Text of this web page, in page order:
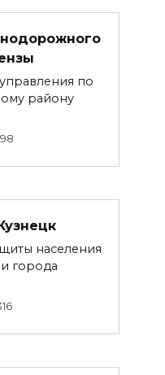
по
району
населения
города